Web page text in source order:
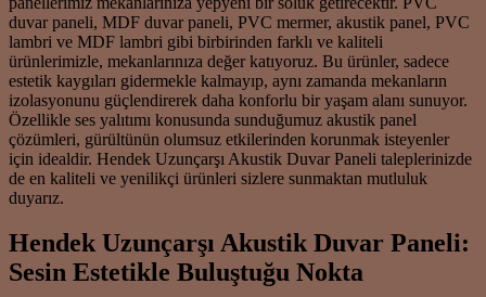
duvar paneli, MDF duvar paneli, PVC mermer, akustik panel, PVC
lambri ve MDF lambri gibi birbirinden farklı ve kaliteli
ürünlerimizle, mekanlarınıza değer katıyoruz. Bu ürünler, sadece
estetik kaygıları gidermekle kalmayıp, aynı zamanda mekanların
izolasyonunu güçlendirerek daha konforlu bir yaşam alanı sunuyor.
Özellikle ses yalıtımı konusunda sunduğumuz akustik panel
çözümleri, gürültünün olumsuz etkilerinden korunmak isteyenler
için idealdir. Hendek Uzunçarşı Akustik Duvar Paneli taleplerinizde
de en kaliteli ve yenilikçi ürünleri sizlere sunmaktan mutluluk
duyarız.
Hendek Uzunçarşı Akustik Duvar Paneli:
Sesin Estetikle Buluştuğu Nokta